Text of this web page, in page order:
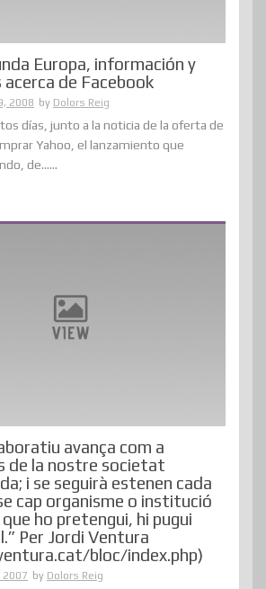
Europa, información y
acerca de Facebook
2008 by Dolors Reig
días, junto a la noticia de la oferta de
Yahoo, el lanzamiento que
de......
avança com a
de la nostre societat
i se seguirà estenen cada
cap organisme o institució
ho pretengui, hi pugui
Per Jordi Ventura
bloc/index.php)
2007 by Dolors Reig